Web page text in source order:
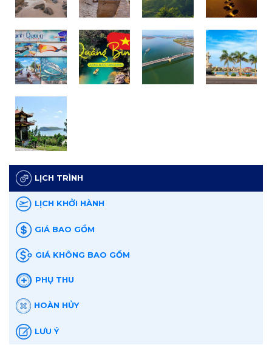
LỊCH TRÌNH
LỊCH KHỞI HÀNH
GIÁ BAO GỒM
GIÁ KHÔNG BAO GỒM
PHỤ THU
HOÀN HỦY
LƯU Ý